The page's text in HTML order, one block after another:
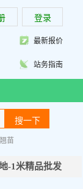
登录
最新报价
站务指南
苗
-1米精品批发